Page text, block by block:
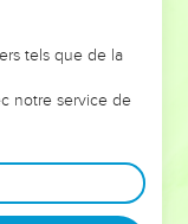
doutes, les erreurs
même que ce
et responsables
que leurs erreurs
un ministère, une
tels que de la
notre service de